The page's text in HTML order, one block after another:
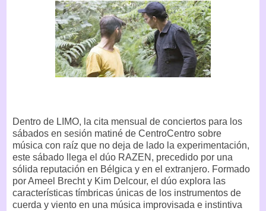
Dentro de LIMO, la cita mensual de conciertos para los
sábados en sesión matiné de CentroCentro sobre
música con raíz que no deja de lado la experimentación,
este sábado llega el dúo RAZEN, precedido por una
sólida reputación en Bélgica y en el extranjero. Formado
por Ameel Brecht y Kim Delcour, el dúo explora las
características tímbricas únicas de los instrumentos de
cuerda y viento en una música improvisada e instintiva